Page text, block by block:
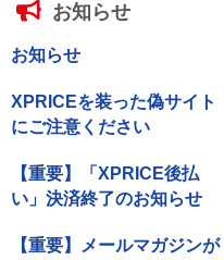
お知らせ
お知らせ
XPRICEを装った偽サイト
にご注意ください
【重要】「XPRICE後払
い」決済終了のお知らせ
【重要】メールマガジンが